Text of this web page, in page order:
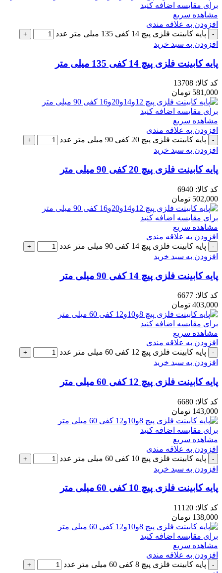
برای مقایسه اضافه کنید
مشاهده سریع
افزودن به علاقه مندی
پایه کابینت فلزی پیچ 14 کفی 135 میلی متر عدد
افزودن به سبد خرید
پایه کابینت فلزی پیچ 14 کفی 135 میلی متر
کد کالا: 13708
581,000 تومان
برای مقایسه اضافه کنید
مشاهده سریع
افزودن به علاقه مندی
پایه کابینت فلزی پیچ 20 کفی 90 میلی متر عدد
افزودن به سبد خرید
پایه کابینت فلزی پیچ 20 کفی 90 میلی متر
کد کالا: 6940
502,000 تومان
برای مقایسه اضافه کنید
مشاهده سریع
افزودن به علاقه مندی
پایه کابینت فلزی پیچ 14 کفی 90 میلی متر عدد
افزودن به سبد خرید
پایه کابینت فلزی پیچ 14 کفی 90 میلی متر
کد کالا: 6677
403,000 تومان
برای مقایسه اضافه کنید
مشاهده سریع
افزودن به علاقه مندی
پایه کابینت فلزی پیچ 12 کفی 60 میلی متر عدد
افزودن به سبد خرید
پایه کابینت فلزی پیچ 12 کفی 60 میلی متر
کد کالا: 6680
143,000 تومان
برای مقایسه اضافه کنید
مشاهده سریع
افزودن به علاقه مندی
پایه کابینت فلزی پیچ 10 کفی 60 میلی متر عدد
افزودن به سبد خرید
پایه کابینت فلزی پیچ 10 کفی 60 میلی متر
کد کالا: 11120
138,000 تومان
برای مقایسه اضافه کنید
مشاهده سریع
افزودن به علاقه مندی
پایه کابینت فلزی پیچ 8 کفی 60 میلی متر عدد